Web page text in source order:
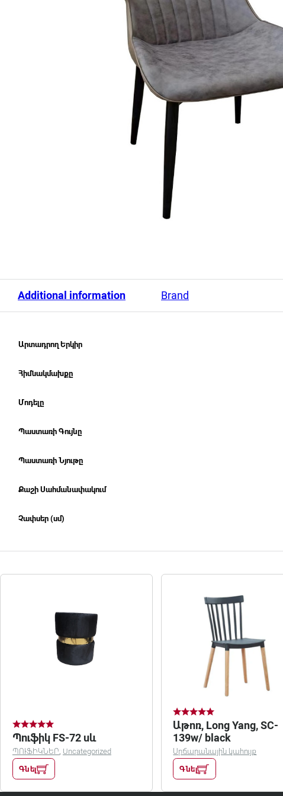
Additional information Brand
Արտադրող Երկիր
Հիմնակմախքը
Մոդելը
Պաստառի Գույնը
Պաստառի Նյութը
Քաշի Սահմանափակում
Չափսեր (սմ)
Պուֆիկ FS-72 սև
ՊՈՒՖԻԿՆԵՐ, Uncategorized
Գնել
Աթոռ, Long Yang, SC-
139w/ black
Սրճարանային կահույք
Գնել